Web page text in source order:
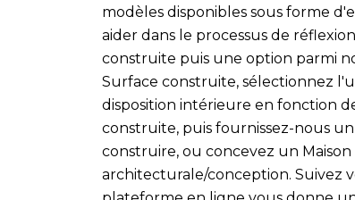
modèles disponibles sous forme
aider dans le processus de
construite puis une option parmi
Surface construite, sélectionnez
disposition intérieure en fonction
construite, puis fournissez-nous
construire, ou concevez un
architecturale/conception. Suivez